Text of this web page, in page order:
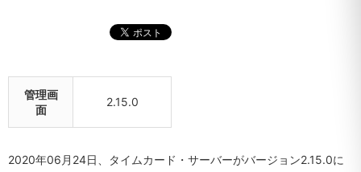
管理画
面
2.15.0
2020年06月24日、タイムカード・サーバーがバージョン2.15.0に